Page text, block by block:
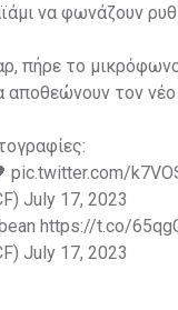
να φωνάζουν
πήρε το
αποθεώνουν τον
pic.twitter.com/
July 17, 2023
https://t.co/
July 17, 2023